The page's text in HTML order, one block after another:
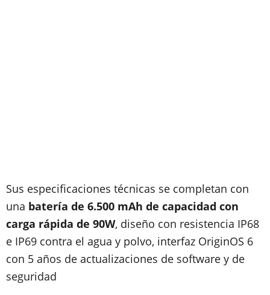
Sus especificaciones técnicas se completan con
una batería de 6.500 mAh de capacidad con
carga rápida de 90W, diseño con resistencia IP68
e IP69 contra el agua y polvo, interfaz OriginOS 6
con 5 años de actualizaciones de software y de
seguridad